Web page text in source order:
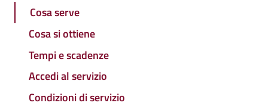
Cosa serve
Cosa si ottiene
Tempi e scadenze
Accedi al servizio
Condizioni di servizio